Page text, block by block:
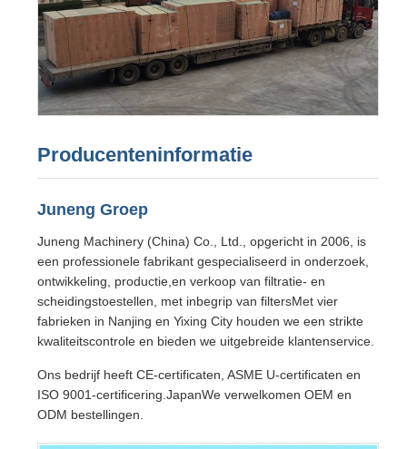
Producenteninformatie
Juneng Groep
Juneng Machinery (China) Co., Ltd., opgericht in 2006, is
een professionele fabrikant gespecialiseerd in onderzoek,
ontwikkeling, productie,en verkoop van filtratie- en
scheidingstoestellen, met inbegrip van filtersMet vier
fabrieken in Nanjing en Yixing City houden we een strikte
kwaliteitscontrole en bieden we uitgebreide klantenservice.
Ons bedrijf heeft CE-certificaten, ASME U-certificaten en
ISO 9001-certificering.JapanWe verwelkomen OEM en
ODM bestellingen.